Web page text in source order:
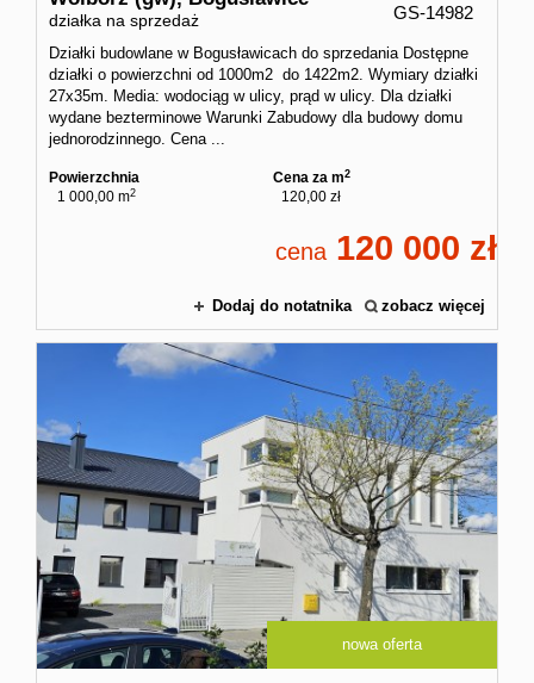
działka na sprzedaż GS-14982
Działki budowlane w Bogusławicach do sprzedania Dostępne
działki o powierzchni od 1000m2 do 1422m2. Wymiary działki
27x35m. Media: wodociąg w ulicy, prąd w ulicy. Dla działki
wydane bezterminowe Warunki Zabudowy dla budowy domu
jednorodzinnego. Cena ...
Powierzchnia
1 000,00 m2
Cena za m2
120,00 zł
cena 120 000
Dodaj do notatnika zobacz więcej
nowa oferta